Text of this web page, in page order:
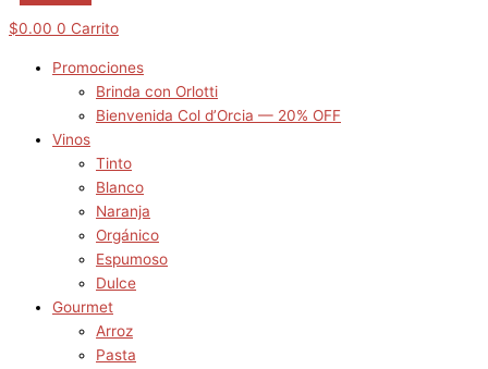
$0.00 0 Carrito
Promociones
Brinda con Orlotti
Bienvenida Col d’Orcia — 20% OFF
Vinos
Tinto
Blanco
Naranja
Orgánico
Espumoso
Dulce
Gourmet
Arroz
Pasta